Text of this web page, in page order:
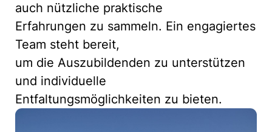
auch nützliche praktische
Erfahrungen zu sammeln. Ein engagiertes
Team steht bereit,
um die Auszubildenden zu unterstützen
und individuelle
Entfaltungsmöglichkeiten zu bieten.